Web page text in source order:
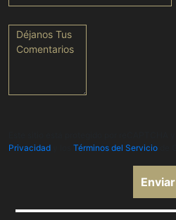
Privacidad y losTérminos del Servicio
Enviar